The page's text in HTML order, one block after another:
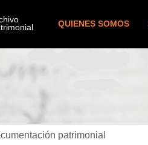
QUIENES SOMOS